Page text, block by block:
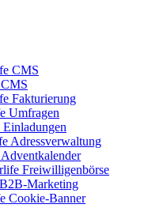
CMS
Fakturierung
Umfragen
Adressverwaltung
Freiwilligenbörse
Marketing
Cookie-Banner